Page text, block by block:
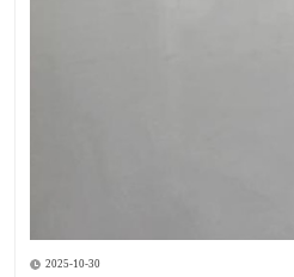
2025-10-30